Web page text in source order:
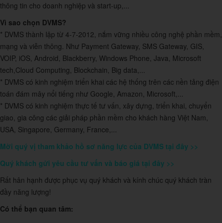
thông tin cho doanh nghiệp và start-up,...
Vì sao chọn DVMS?
* DVMS thành lập từ 4-7-2012, nắm vững nhiều công nghệ phần mềm,
mạng và viễn thông. Như Payment Gateway, SMS Gateway, GIS,
VOIP, iOS, Android, Blackberry, Windows Phone, Java, Microsoft
tech,Cloud Computing, Blockchain, Big data,...
* DVMS có kinh nghiệm triển khai các hệ thống trên các nền tảng điện
toán đám mây nổi tiếng như Google, Amazon, Microsoft,...
* DVMS có kinh nghiệm thực tế tư vấn, xây dựng, triển khai, chuyển
giao, gia công các giải pháp phần mềm cho khách hàng Việt Nam,
USA, Singapore, Germany, France,...
Mời quý vị tham khảo hồ sơ năng lực của DVMS tại đây >>
Quý khách gửi yêu cầu tư vấn và báo giá tại đây >>
Rất hân hạnh được phục vụ quý khách và kính chúc quý khách tràn
đầy năng lượng!
Có thể bạn quan tâm: